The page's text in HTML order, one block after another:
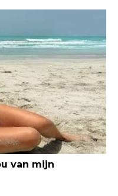
van mijn